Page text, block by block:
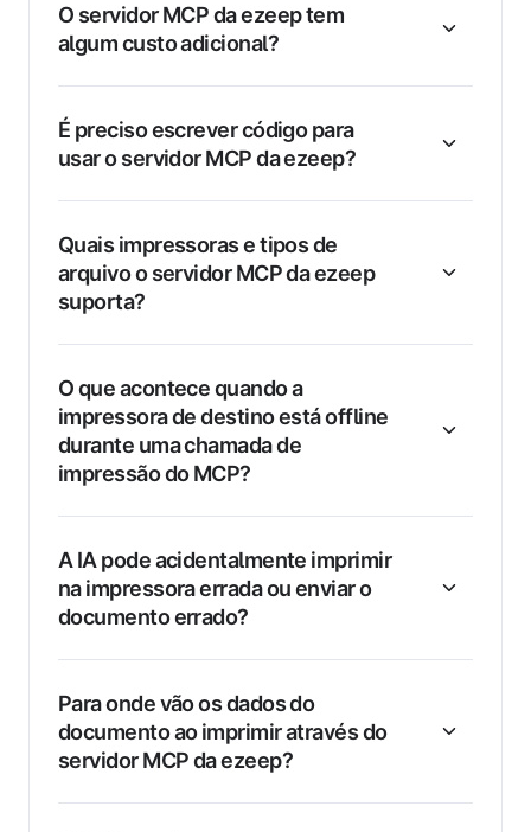
O servidor MCP da ezeep tem
algum custo adicional?
É preciso escrever código para
usar o servidor MCP da ezeep?
Quais impressoras e tipos de
arquivo o servidor MCP da ezeep
suporta?
O que acontece quando a
impressora de destino está offline
durante uma chamada de
impressão do MCP?
A IA pode acidentalmente imprimir
na impressora errada ou enviar o
documento errado?
Para onde vão os dados do
documento ao imprimir através do
servidor MCP da ezeep?